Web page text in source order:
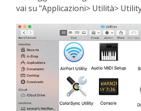
vai su "Applicazioni> Utilità>